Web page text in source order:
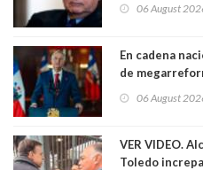
1971.
06 August
En cadena
de
06 August
VER VIDEO.
Toledo